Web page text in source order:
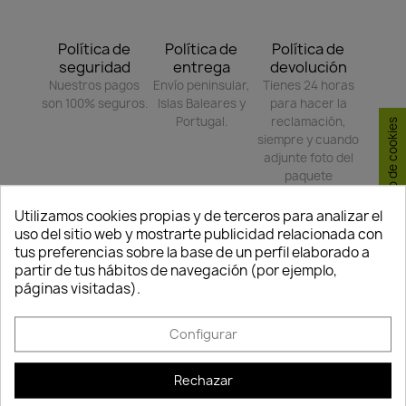
Política de
seguridad
Nuestros pagos
son 100% seguros.
Política de
entrega
Envío peninsular,
Islas Baleares y
Portugal.
Política de
devolución
Tienes 24 horas
para hacer la
reclamación,
siempre y cuando
adjunte foto del
paquete
Compartir
TAMBIÉN PODRÍA INTERESARLE
-35% favorite_border
-35%
FUERA DE STOCK
favorite_border
Utilizamos cookies propias y de terceros para analizar el
uso del sitio web y mostrarte publicidad relacionada con
tus preferencias sobre la base de un perfil elaborado a
partir de tus hábitos de navegación (por ejemplo,
páginas visitadas).
Configurar
Rechazar
Consentimiento de cookies